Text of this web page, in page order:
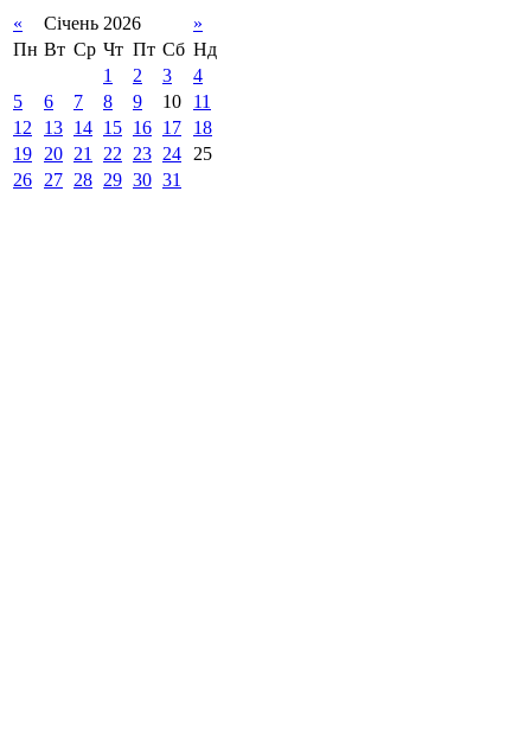
« Січень 2026
»
Пн Вт Ср Чт Пт Сб Нд
1
2 3
4
5
6 7 8 9 10
11
12
13 14 15 16 17
18
19
20 21 22 23 24
25
26
27 28 29 30 31